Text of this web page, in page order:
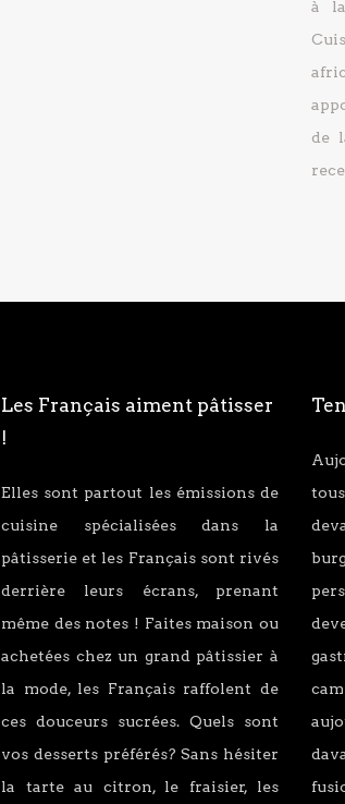
à
de
Les Français aiment pâtisser
!
Elles sont partout les émissions de
cuisine spécialisées dans la
pâtisserie et les Français sont rivés
derrière leurs écrans, prenant
même des notes ! Faites maison ou
achetées chez un grand pâtissier à
la mode, les Français raffolent de
ces douceurs sucrées. Quels sont
vos desserts préférés? Sans hésiter
la tarte au citron, le fraisier, les